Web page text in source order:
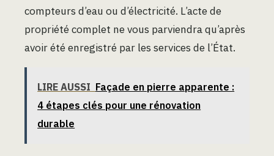
compteurs d’eau ou d’électricité. L’acte de
propriété complet ne vous parviendra qu’après
avoir été enregistré par les services de l’État.
LIRE AUSSI Façade en pierre apparente :
4 étapes clés pour une rénovation
durable